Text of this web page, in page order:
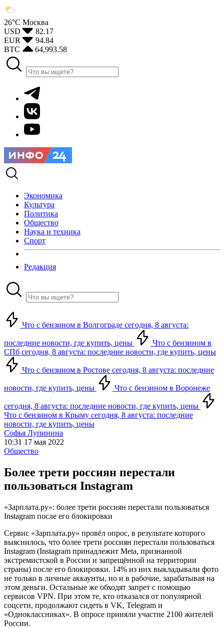
26°С Москва
USD
82.17
EUR
94.84
BTC
64,993.58
Экономика
Культура
Политика
Общество
Наука и техника
Спорт
Редакция
Что с бензином в Волгограде сегодня, 8 августа:
последние новости, где купить, цены
Что с бензином в
СПб сегодня, 8 августа: последние новости, где купить, цены
Что с бензином в Ростове сегодня, 8 августа: последние
новости, где купить, цены Что с бензином в Воронеже
сегодня, 8 августа: последние новости, где купить, цены
Что с бензином в Крыму сегодня, 8 августа: последние
новости, где купить, цены
Софья Лупинина
10:31 17 мая 2022
Общество
Более трети россиян перестали
пользоваться Instagram
«Зарплата.ру»: более трети россиян перестали пользоваться
Instagram после его блокировки
Сервис «Зарплата.ру» провёл опрос, в результате которого
выяснилось, что более трети россиян перестали пользоваться
Instagram (Instagram принадлежит Meta, признанной
экстремистской в России и запрещённой на территории
страны) после его блокировки. 14% из них выкладывали фото
не только в личные аккаунты, но и в рабочие, зарабатывая на
этом деньги. Остальные же обходят запрет с помощью
сервисов VPN. При этом те, кто отказался от популярной
соцсети, продолжают сидеть в VK, Telegram и
«Одноклассниках». В опросе приняли участие 2100 жителей
России.